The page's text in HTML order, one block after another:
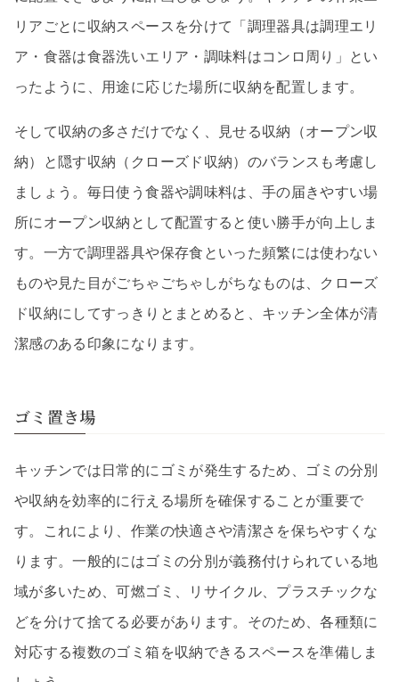
リアごとに収納スペースを分けて「調理器具は調理エリ
ア・食器は食器洗いエリア・調味料はコンロ周り」とい
ったように、用途に応じた場所に収納を配置します。
そして収納の多さだけでなく、見せる収納（オープン収
納）と隠す収納（クローズド収納）のバランスも考慮し
ましょう。毎日使う食器や調味料は、手の届きやすい場
所にオープン収納として配置すると使い勝手が向上しま
す。一方で調理器具や保存食といった頻繁には使わない
ものや見た目がごちゃごちゃしがちなものは、クローズ
ド収納にしてすっきりとまとめると、キッチン全体が清
潔感のある印象になります。
ゴミ置き場
キッチンでは日常的にゴミが発生するため、ゴミの分別
や収納を効率的に行える場所を確保することが重要で
す。これにより、作業の快適さや清潔さを保ちやすくな
ります。一般的にはゴミの分別が義務付けられている地
域が多いため、可燃ゴミ、リサイクル、プラスチックな
どを分けて捨てる必要があります。そのため、各種類に
対応する複数のゴミ箱を収納できるスペースを準備しま